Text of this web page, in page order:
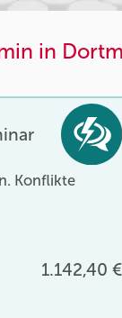
in
Konflikte
1.142,40 €